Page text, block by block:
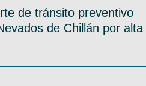
de tránsito preventivo
de Chillán por alta